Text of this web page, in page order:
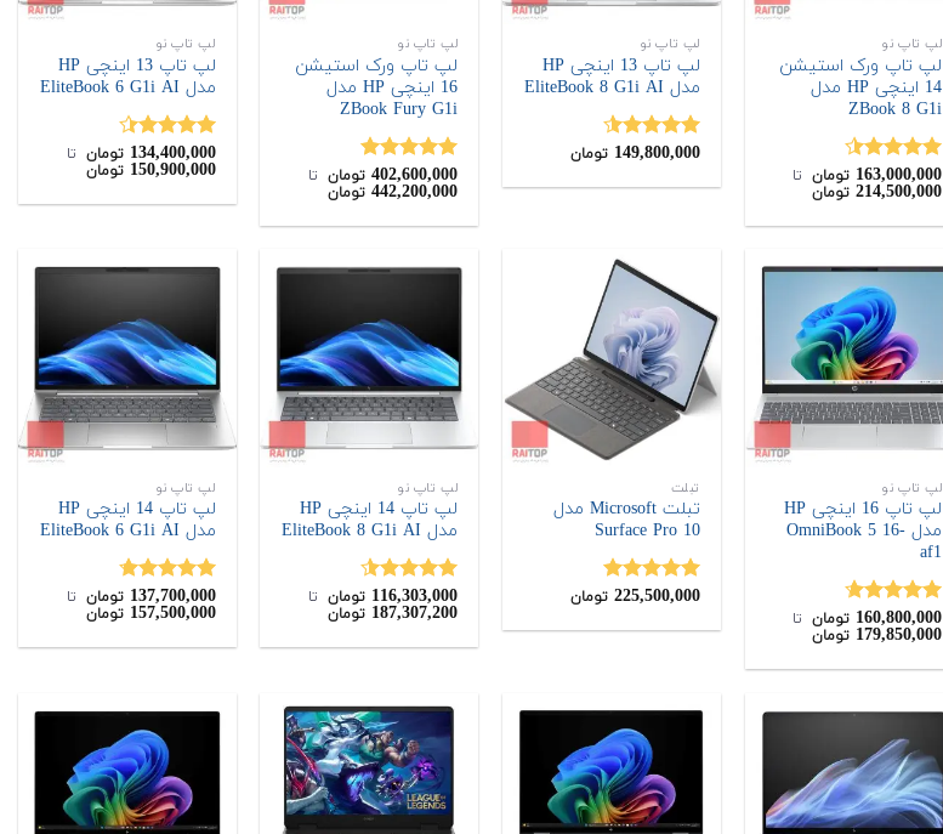
لپ تاپ نو
لپ تاپ ورک استیشن
14 اینچی HP مدل
ZBook 8 G1i
نمره4.50
از 5
163,000,000 تومان‌ تا ‌
214,500,000 تومان
لپ تاپ نو
لپ تاپ 13 اینچی HP
مدل EliteBook 8 G1i AI
نمره4.50
149,800,000 تومان
لپ تاپ نو
لپ تاپ ورک استیشن
16 اینچی HP مدل
ZBook Fury G1i
نمره5.00
از 5
402,600,000 تومان‌ تا ‌
442,200,000 تومان
لپ تاپ نو
لپ تاپ 13 اینچی HP
مدل EliteBook 6 G1i AI
نمره4.33
از 5
134,400,000 تومان ‌ تا ‌
150,900,000 تومان
لپ تاپ نو
لپ تاپ 16 اینچی HP
مدل OmniBook 5 16-
af1
نمره4.67
از 5
160,800,000 تومان‌ تا ‌
179,850,000 تومان
تبلت
تبلت Microsoft مدل
Surface Pro 10
نمره5.00
225,500,000 تومان
لپ تاپ نو
لپ تاپ 14 اینچی HP
مدل EliteBook 8 G1i AI
نمره4.50
از 5
116,303,000 تومان‌ تا ‌
187,307,200 تومان
لپ تاپ نو
لپ تاپ 14 اینچی HP
مدل EliteBook 6 G1i AI
نمره4.67
از 5
137,700,000 تومان ‌ تا ‌
157,500,000 تومان